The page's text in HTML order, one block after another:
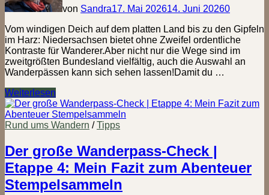
von Sandra17. Mai 202614. Juni 20260
Vom windigen Deich auf dem platten Land bis zu den Gipfeln
im Harz: Niedersachsen bietet ohne Zweifel ordentliche
Kontraste für Wanderer.Aber nicht nur die Wege sind im
zweitgrößten Bundesland vielfältig, auch die Auswahl an
Wanderpässen kann sich sehen lassen!Damit du …
Hier
stempelt
Niedersachsen!
–
Wanderpässe
und
wo
du
sie
Weiterlesen
Rund ums Wandern /Tipps
Der große Wanderpass-Check |
Etappe 4: Mein Fazit zum Abenteuer
Stempelsammeln